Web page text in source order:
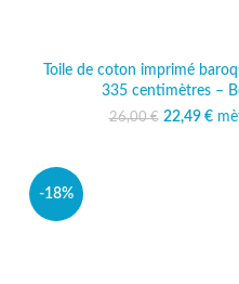
Toile de coton imprimé
335 centimètres –
26,00€
Le prix
22,49 € Le
-18%